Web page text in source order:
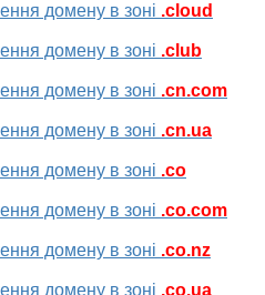
домену в зоні .cloud
домену в зоні .club
домену в зоні .cn.com
домену в зоні .cn.ua
домену в зоні .co
домену в зоні .co.com
домену в зоні .co.nz
домену в зоні .co.ua